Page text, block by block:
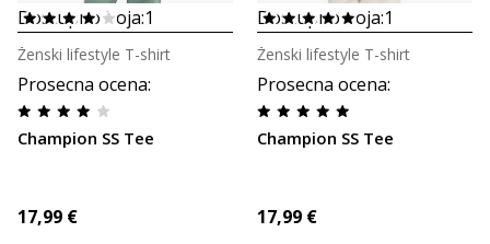
Dostupno boja:1
Prosecna ocena:
Champion SS Tee
Ženski lifestyle T-shirt
17,99 €
Dostupno boja:1
Prosecna ocena:
Champion SS Tee
Ženski lifestyle T-shirt
17,99 €